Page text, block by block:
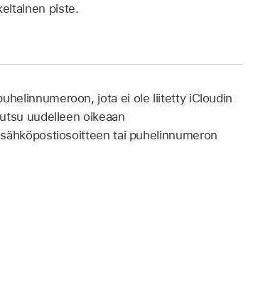
piste.
jota ei ole liitetty iCloudin
uudelleen oikeaan
tai puhelinnumeron